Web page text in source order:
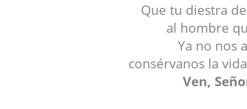
Que tu diestra
al hombre
Ya no nos
consérvanos la
Ven,